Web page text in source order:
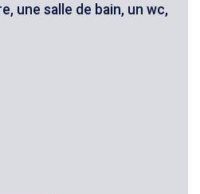
une salle de bain, un wc,